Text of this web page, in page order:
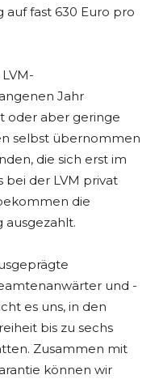
auf fast 630 Euro pro
Jahr
oder aber geringe
selbst übernommen
die sich erst im
bei der LVM privat
die
ausgezahlt.
und -
es uns, in den
bis zu sechs
Zusammen mit
können wir